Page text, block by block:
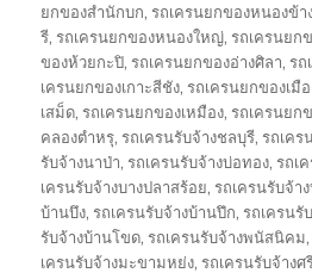
ยกของสำนักบก,รถเครนยกของหนองข้า
รี,รถเครนยกของหนองใหญ่,รถเครนยก
ของห้วยกะปิ,รถเครนยกของอ่างศิลา,รถ
เครนยกของเกาะสีชัง,รถเครนยกของเมื
เสม็ด,รถเครนยกของเหมือง,รถเครนยก
คลองตำหรุ,รถเครนรับจ้างชลบุรี,รถเคร
รับจ้างนาป่า,รถเครนรับจ้างบ่อทอง,รถเ
เครนรับจ้างบางปลาสร้อย,รถเครนรับจ้า
บ้านบึง,รถเครนรับจ้างบ้านปึก,รถเครนรั
รับจ้างบ้านโขด,รถเครนรับจ้างพนัสนิคม
เครนรับจ้างมะขามหย่ง,รถเครนรับจ้างศ